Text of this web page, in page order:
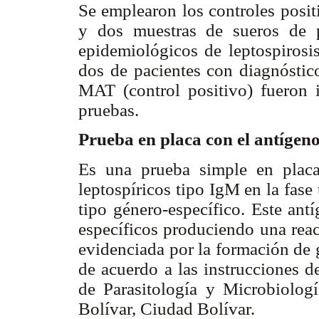
Se emplearon los controles
y dos muestras de sueros de
epidemiológicos de
dos de pacientes con
MAT (control positivo) fueron
pruebas.
Prueba en placa con el
Es una prueba simple en
leptospíricos tipo IgM en la fase
tipo género-específico. Este
específicos produciendo una
evidenciada por la formación de
de acuerdo a las instrucciones
de Parasitología y
Bolívar, Ciudad Bolívar.